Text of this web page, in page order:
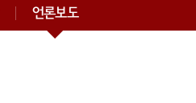
언론보도